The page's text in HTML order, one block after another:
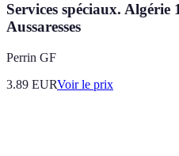
Services spéciaux. Algérie
Aussaresses
Perrin GF
3.89 EURVoir le prix